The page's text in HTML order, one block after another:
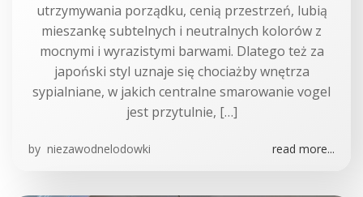
utrzymywania porządku, cenią przestrzeń, lubią
mieszankę subtelnych i neutralnych kolorów z
mocnymi i wyrazistymi barwami. Dlatego też za
japoński styl uznaje się chociażby wnętrza
sypialniane, w jakich centralne smarowanie vogel
jest przytulnie, […]
by niezawodnelodowki read more...